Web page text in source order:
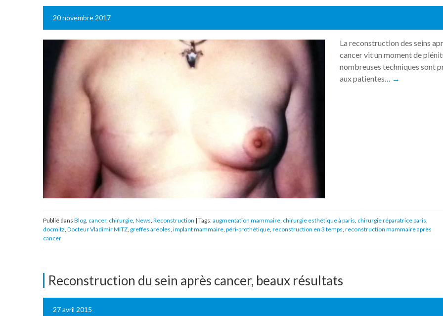
20 novembre 2017
La reconstruction des seins
cancer vit un moment de
nombreuses techniques sont
aux patientes…
Publié dans Blog, cancer, chirurgie, News, Reconstruction | Tags:augmentation mammaire, chirurgie esthétique à paris, chirurgie réparatrice paris,
docmitz, Docteur Vladimir MITZ, greffes aréoles, implant mammaire, péri-prothétique, reconstruction en 3 temps, reconstruction mammaire après
cancer
Reconstruction du sein après cancer, beaux résultats
27 avril 2015